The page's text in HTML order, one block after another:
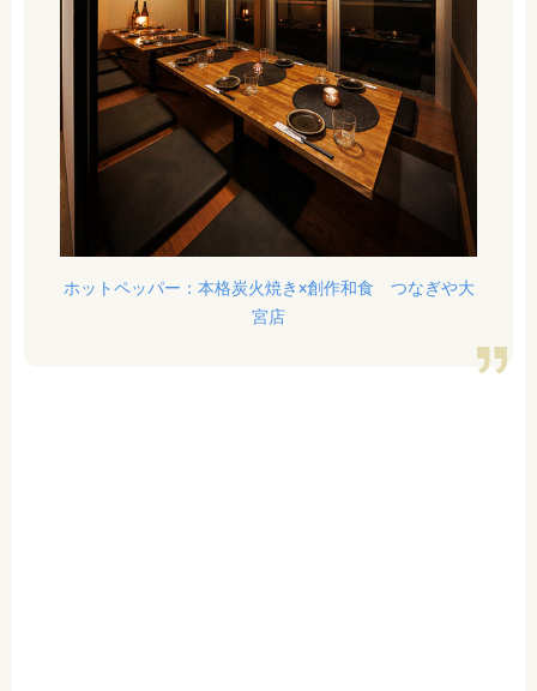
ホットペッパー：本格炭火焼き×創作和食 つなぎや大
宮店